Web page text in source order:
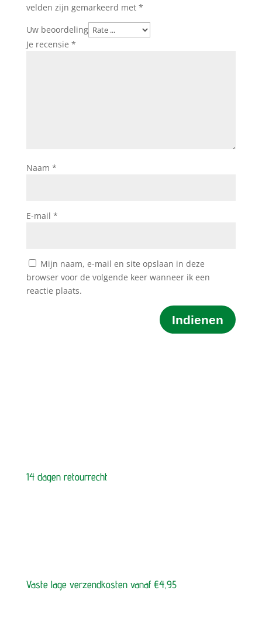
velden zijn gemarkeerd met *
Uw beoordeling
Je recensie *
Naam *
E-mail *
Mijn naam, e-mail en site opslaan in deze
browser voor de volgende keer wanneer ik een
reactie plaats.
Indienen
14 dagen retourrecht
Vaste lage verzendkosten vanaf €4,95